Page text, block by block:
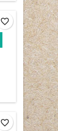
favorite_border
favorite_border